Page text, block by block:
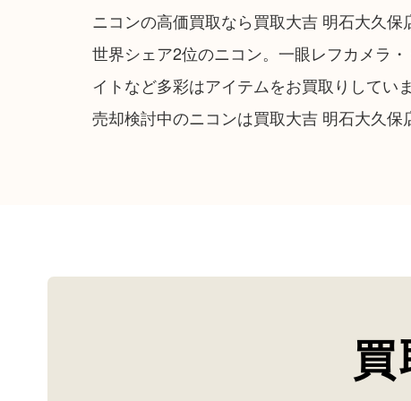
ニコンの高価買取なら買取大吉 明石大久保
世界シェア2位のニコン。一眼レフカメラ
イトなど多彩はアイテムをお買取りしていま
売却検討中のニコンは買取大吉 明石大久保
買